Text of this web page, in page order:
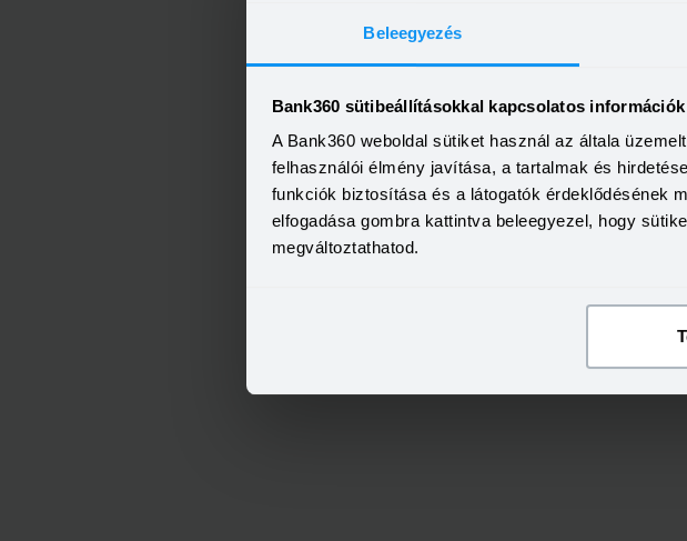
Beleegyezés
Bank360 sütibeállításokkal kapcsolatos információk
A Bank360 weboldal sütiket használ az általa
felhasználói élmény javítása, a tartalmak és
funkciók biztosítása és a látogatók érdeklődésének
elfogadása gombra kattintva beleegyezel, hogy
megváltoztathatod.
OTP Bank Személyi kölcsön
OTP Otthon Személyi Kölcsön
HITELÖSSZEG
2 000 000 -
THM